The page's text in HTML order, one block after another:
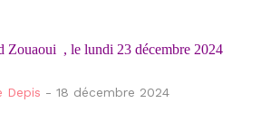
Zouaoui , le lundi 23 décembre 2024
Depis - 18 décembre 2024